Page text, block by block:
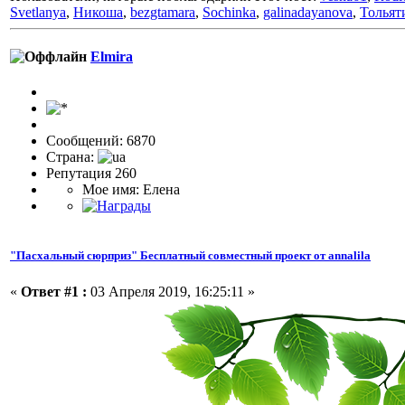
Svetlanya, Никоша, bezgtamara, Sochinka, galinadayanova,
Elmira
Сообщений: 6870
Страна:
Репутация 260
Мое имя: Елена
"Пасхальный сюрприз" Бесплатный совместный проект от annalila
« Ответ #1 : 03 Апреля 2019, 16:25:11 »